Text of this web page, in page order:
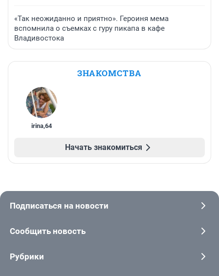
«Так неожиданно и приятно». Героиня мема
вспомнила о съемках с гуру пикапа в кафе
Владивостока
ЗНАКОМСТВА
irina,64
Начать знакомиться
Подписаться на новости
Сообщить новость
Рубрики